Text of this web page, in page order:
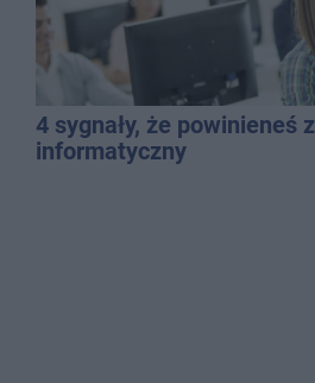
4 sygnały, że powinieneś
informatyczny